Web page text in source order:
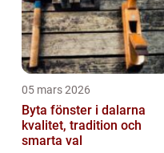
05 mars 2026
Byta fönster i dalarna
kvalitet, tradition och
smarta val